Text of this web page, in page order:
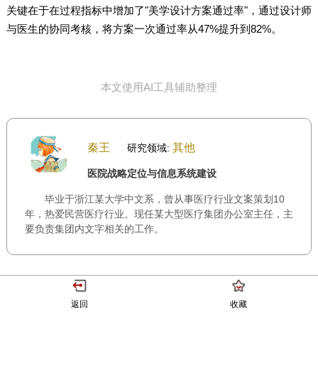
关键在于在过程指标中增加了"美学设计方案通过率"，通过设计师
与医生的协同考核，将方案一次通过率从47%提升到82%。
本文使用AI工具辅助整理
秦王 研究领域: 其他
医院战略定位与信息系统建设
毕业于浙江某大学中文系，曾从事医疗行业文案策划10
年，热爱民营医疗行业。现任某大型医疗集团办公室主任，主
要负责集团内文字相关的工作。
返回 收藏